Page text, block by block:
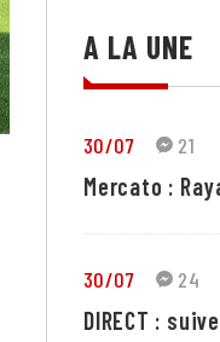
A LA UNE
30/07 21
Mercato :
30/07 24
DIRECT :